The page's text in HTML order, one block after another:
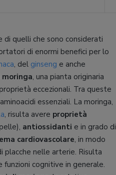
di quelli che sono considerati
di enormi benefici per lo
, del ginseng e anche
, una pianta originaria
eccezionali. Tra queste
essenziali. La moringa,
, risulta avere proprietà
antiossidanti e in grado di
cardiovascolare, in modo
nelle arterie. Risulta
funzioni cognitive in generale.